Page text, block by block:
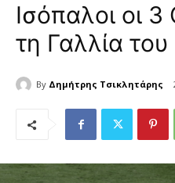
Ισόπαλοι οι
τη Γαλλία
By Δημήτρης Τσικλητάρης